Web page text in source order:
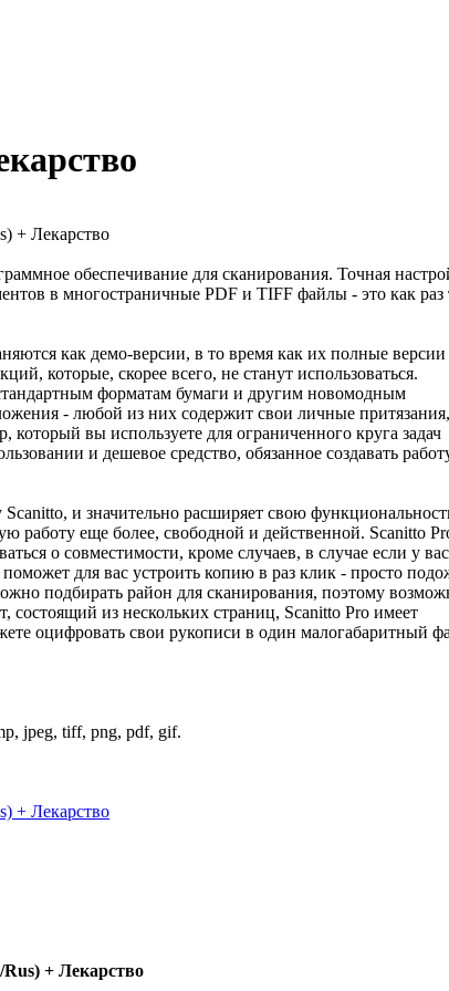
обеспечивание для сканирования. Точная
в многостраничные PDF и TIFF файлы - это как раз
как демо-версии, в то время как их полные версии
которые, скорее всего, не станут использоваться.
форматам бумаги и другим новомодным
- любой из них содержит свои личные притязания,
вы используете для ограниченного круга задач
и дешевое средство, обязанное создавать
и значительно расширяет свою
работу еще более, свободной и действенной. Scanitto
о совместимости, кроме случаев, в случае если у вас
для вас устроить копию в раз клик - просто
подбирать район для сканирования, поэтому
состоящий из нескольких страниц, Scanitto Pro имеет
оцифровать свои рукописи в один малогабаритный
jpeg, tiff, png, pdf, gif.
+ Лекарство